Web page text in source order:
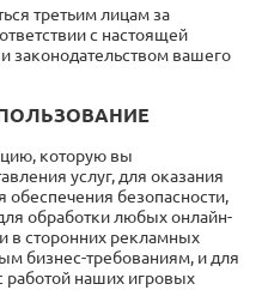
третьим лицам за
с настоящей
законодательством вашего
которую вы
услуг, для оказания
безопасности,
обработки любых онлайн-
в сторонних рекламных
бизнес-требованиям, и для
работой наших игровых